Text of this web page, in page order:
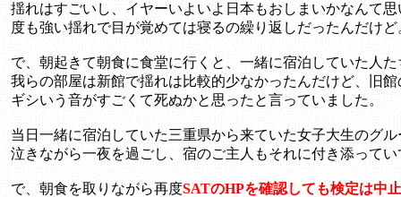
揺れはすごいし、イヤーいよいよ日本もおしまいかなんて
度も強い揺れで目が覚めては寝るの繰り返しだったんだけど
で、朝起きて朝食に食堂に行くと、一緒に宿泊していた人
我らの部屋は新館で揺れは比較的少なかったんだけど、旧
ギシいう音がすごくて死ぬかと思ったと言っていました。
当日一緒に宿泊していた三重県から来ていた女子大生のグ
泣きながら一夜を過ごし、宿のご主人もそれに付き添って
で、朝食を取りながら再度SATのHPを確認しても検定は中